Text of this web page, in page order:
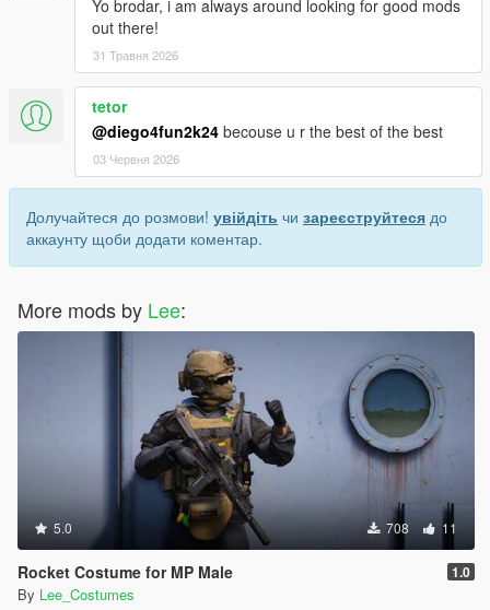
Yo brodar, i am always around looking for good mods
out there!
31 Травня 2026
tetor
@diego4fun2k24 becouse u r the best of the best
03 Червня 2026
Долучайтеся до розмови! увійдіть чи зареєструйтеся до
аккаунту щоби додати коментар.
More mods by Lee:
5.0 708 11
Rocket Costume for MP Male 1.0
By Lee_Costumes